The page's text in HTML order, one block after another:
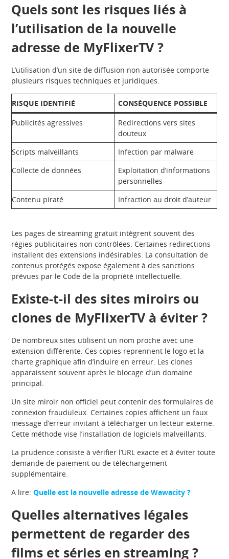
Quels sont les risques liés à
l’utilisation de la nouvelle
adresse de MyFlixerTV ?
L’utilisation d’un site de diffusion non autorisée comporte
plusieurs risques techniques et juridiques.
RISQUE IDENTIFIÉ
CONSÉQUENCE POSSIBLE
Publicités agressives
Redirections vers sites
douteux
Scripts malveillants
Infection par malware
Collecte de données
Exploitation d’informations
personnelles
Contenu piraté
Infraction au droit d’auteur
Les pages de streaming gratuit intègrent souvent des
régies publicitaires non contrôlées. Certaines redirections
installent des extensions indésirables. La consultation de
contenus protégés expose également à des sanctions
prévues par le Code de la propriété intellectuelle.
Existe-t-il des sites miroirs ou
clones de MyFlixerTV à éviter ?
De nombreux sites utilisent un nom proche avec une
extension différente. Ces copies reprennent le logo et la
charte graphique afin d’induire en erreur. Les clones
apparaissent souvent après le blocage d’un domaine
principal.
Un site miroir non officiel peut contenir des formulaires de
connexion frauduleux. Certaines copies affichent un faux
message d’erreur invitant à télécharger un lecteur externe.
Cette méthode vise l’installation de logiciels malveillants.
La prudence consiste à vérifier l’URL exacte et à éviter toute
demande de paiement ou de téléchargement
supplémentaire.
A lire:Quelle est la nouvelle adresse de Wawacity ?
Quelles alternatives légales
permettent de regarder des
films et séries en streaming ?